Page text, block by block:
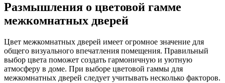
Размышления о цветовой гамме
межкомнатных дверей
Цвет межкомнатных дверей имеет огромное значение для
общего визуального впечатления помещения. Правильный
выбор цвета поможет создать гармоничную и уютную
атмосферу в доме. При выборе цветовой гаммы для
межкомнатных дверей следует учитывать несколько факторов.